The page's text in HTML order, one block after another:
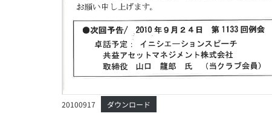
20100917 ダウンロード